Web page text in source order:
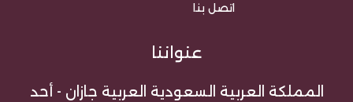
اتصل بنا
عنواننا
المملكة العربية السعودية العربية جازان - أحد